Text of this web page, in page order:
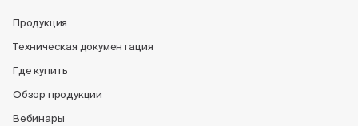
Продукция
Техническая документация
Где купить
Обзор продукции
Вебинары